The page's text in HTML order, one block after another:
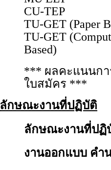
CU-TEP
TU-GET (Paper
TU-GET
Based)
*** ผลคะแนนกา
ใบสมัคร ***
ลักษณะงานที่ปฏิบัติ
ลักษณะงานที่ปฏิ
งานออกแบบ คำ